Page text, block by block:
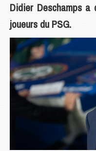
Didier Deschamps
joueurs du PSG.